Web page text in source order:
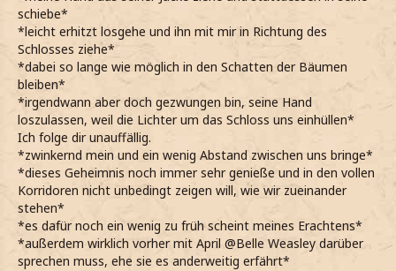
schiebe*
*leicht erhitzt losgehe und ihn mit mir in Richtung des
Schlosses ziehe*
*dabei so lange wie möglich in den Schatten der Bäumen
bleiben*
*irgendwann aber doch gezwungen bin, seine Hand
loszulassen, weil die Lichter um das Schloss uns einhüllen*
Ich folge dir unauffällig.
*zwinkernd mein und ein wenig Abstand zwischen uns bringe*
*dieses Geheimnis noch immer sehr genieße und in den vollen
Korridoren nicht unbedingt zeigen will, wie wir zueinander
stehen*
*es dafür noch ein wenig zu früh scheint meines Erachtens*
*außerdem wirklich vorher mit April @Belle Weasley darüber
sprechen muss, ehe sie es anderweitig erfährt*